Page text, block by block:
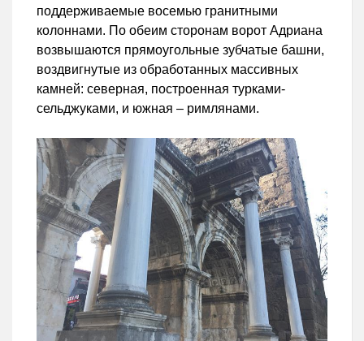
поддерживаемые восемью гранитными
колоннами. По обеим сторонам ворот Адриана
возвышаются прямоугольные зубчатые башни,
воздвигнутые из обработанных массивных
камней: северная, построенная турками-
сельджуками, и южная – римлянами.